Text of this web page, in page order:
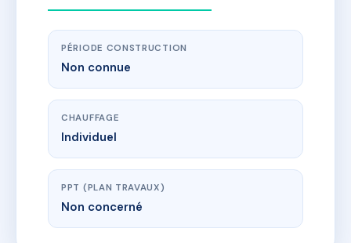
PÉRIODE CONSTRUCTION
Non connue
CHAUFFAGE
Individuel
PPT (PLAN TRAVAUX)
Non concerné